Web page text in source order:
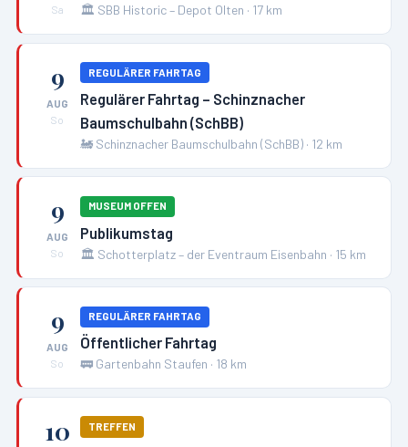
Sa
🏛️ SBB Historic – Depot Olten · 17 km
9
AUG
So
REGULÄRER FAHRTAG
Regulärer Fahrtag – Schinznacher
Baumschulbahn (SchBB)
🚂 Schinznacher Baumschulbahn (SchBB) · 12 km
9
AUG
So
MUSEUM OFFEN
Publikumstag
🏛️ Schotterplatz – der Eventraum Eisenbahn · 15 km
9
AUG
So
REGULÄRER FAHRTAG
Öffentlicher Fahrtag
🚃 Gartenbahn Staufen · 18 km
10 TREFFEN